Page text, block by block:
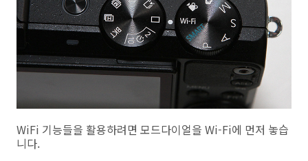
WiFi 기능들을 활용하려면 모드다이얼을 Wi-Fi에 먼저 놓습
니다.